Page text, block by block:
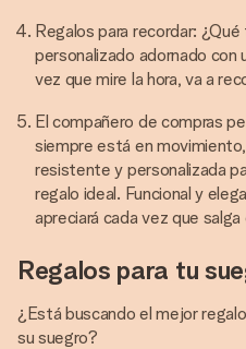
Regalos para recordar:
personalizado adornado
vez que mire la hora, va a
El compañero de compras
siempre está en
resistente y personalizada
regalo ideal. Funcional y
apreciará cada vez que
Regalos para tu
¿Está buscando el mejor
su suegro?